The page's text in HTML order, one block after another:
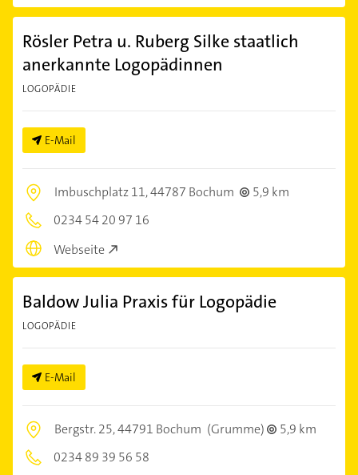
Rösler Petra u. Ruberg Silke staatlich
anerkannte Logopädinnen
LOGOPÄDIE
E-Mail
Imbuschplatz 11,44787 Bochum
5,9 km
0234 54 20 97 16
Webseite
Baldow Julia Praxis für Logopädie
LOGOPÄDIE
E-Mail
Bergstr. 25,44791 Bochum (Grumme)
5,9 km
0234 89 39 56 58